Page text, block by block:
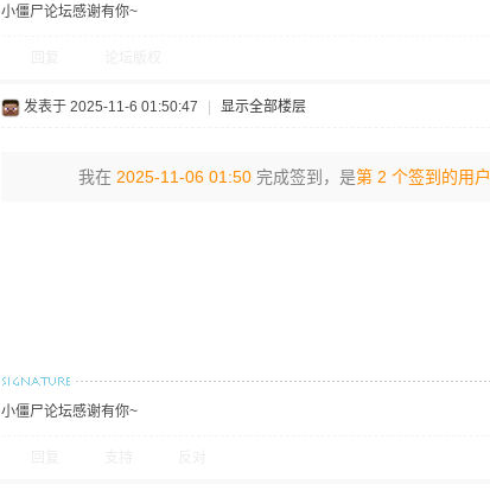
小僵尸论坛感谢有你~
发表于 2025-11-6 01:50:47 显示全部楼层
我在 2025-11-06 01:50 完成签到，是第 2 个签到的用户
小僵尸论坛感谢有你~